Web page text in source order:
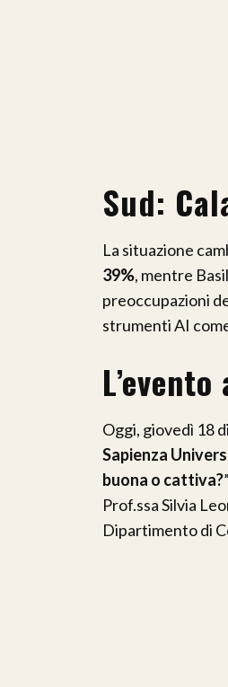
Sud:
La situazione
39%, mentre
preoccupazioni
strumenti AI
Oggi, giovedì 18
Sapienza
buona o cattiva?
Prof.ssa Silvia
Dipartimento di